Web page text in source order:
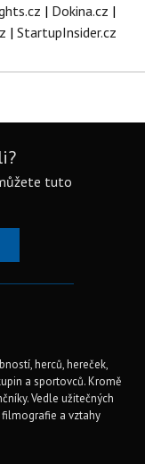
| Dokina.cz |
| StartupInsider.cz
tuto
herců, hereček,
a sportovců. Kromě
Vedle užitečných
a vztahy